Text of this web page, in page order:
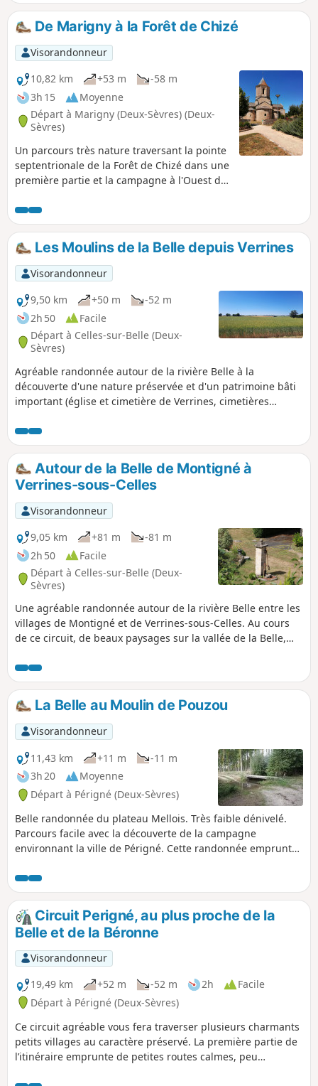
De Marigny à la Forêt de Chizé
Visorandonneur
10,82 km
+53 m
-58 m
3h 15
Moyenne
Départ à Marigny (Deux-Sèvres) (Deux-
Sèvres)
Un parcours très nature traversant la pointe
septentrionale de la Forêt de Chizé dans une
première partie et la campagne à l'Ouest de
aux paysages variés et reposants offre un
moment paisible. Possibilité de voir des
biches ou chevreuils et des oiseaux dans ce
secteur. Marigny a été la patrie d'un grand
barde poitevin : Yves Rabaut.
Les Moulins de la Belle depuis Verrines
Visorandonneur
9,50 km
+50 m
-52 m
2h 50
Facile
Départ à Celles-sur-Belle (Deux-
Sèvres)
Agréable randonnée autour de la rivière Belle à la
découverte d'une nature préservée et d'un patrimoine bâti
important (église et cimetière de Verrines, cimetières
vallonné offre de beaux paysages aux couleurs variés en
fonction des cultures et des petits bois.
Autour de la Belle de Montigné à
Verrines-sous-Celles
Visorandonneur
9,05 km
+81 m
-81 m
2h 50
Facile
Départ à Celles-sur-Belle (Deux-
Sèvres)
Une agréable randonnée autour de la rivière Belle entre les
villages de Montigné et de Verrines-sous-Celles. Au cours
de ce circuit, de beaux paysages sur la vallée de la Belle,
passages de cours d'eau sur des ponts en pierre, des
lavoirs et des puits, l'église de Verrines et à côté un four à
pain.La Belle au Moulin de Pouzou
Visorandonneur
11,43 km
+11 m
-11 m
3h 20
Moyenne
Départ à Périgné (Deux-Sèvres)
Belle randonnée du plateau Mellois. Très faible dénivelé.
Parcours facile avec la découverte de la campagne
environnant la ville de Périgné. Cette randonnée emprunte
donne un bel aperçu d'une zone encore bocagère du
plateau Mellois. La qualité des chemins permet de faire
également cette randonnée en VTT.
Circuit Perigné, au plus proche de la
Belle et de la Béronne
Visorandonneur
19,49 km
+52 m -52 m 2h
Facile
Départ à Périgné (Deux-Sèvres)
Ce circuit agréable vous fera traverser plusieurs charmants
petits villages au caractère préservé. La première partie de
l’itinéraire emprunte de petites routes calmes, peu